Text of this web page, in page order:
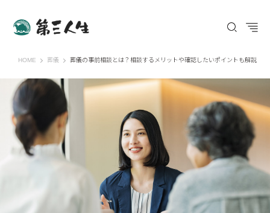
HOME 第三人生 〜寄り道の歩き方〜
葬儀 葬儀の事前相談とは？相談するメリットや確認したいポイントも解説